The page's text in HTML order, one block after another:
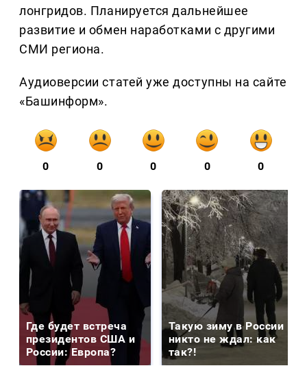
лонгридов. Планируется дальнейшее
развитие и обмен наработками с другими
СМИ региона.
Аудиоверсии статей уже доступны на сайте
«Башинформ».
0 0 0 0 0
Где будет встреча
президентов США и
России: Европа?
Такую зиму в России
никто не ждал: как
так?!